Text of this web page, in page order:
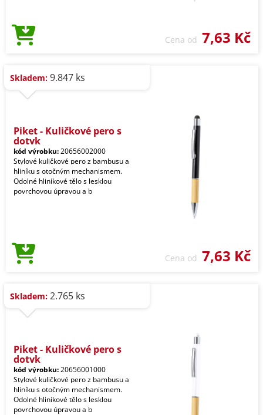
Cena od 7,63 Kč
Skladem: 9.847 ks
Piket - Kuličkové pero s
dotyk
kód výrobku:20656002000
Stylové kuličkové pero z bambusu a
hliníku s otočným mechanismem.
Odolné hliníkové tělo s lesklou
povrchovou úpravou a b
Cena od 7,63 Kč
Skladem: 2.765 ks
Piket - Kuličkové pero s
dotyk
kód výrobku:20656001000
Stylové kuličkové pero z bambusu a
hliníku s otočným mechanismem.
Odolné hliníkové tělo s lesklou
povrchovou úpravou a b